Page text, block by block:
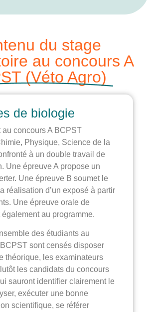
du stage
au concours A
(Véto Agro)
de biologie
au concours A BCPST
Physique, Science de la
à un double travail de
Une épreuve A propose un
Une épreuve B soumet le
réalisation d’un exposé à partir
Une épreuve orale de
au programme.
des étudiants au
sont censés disposer
théorique, les examinateurs
les candidats du concours
sauront identifier clairement le
exécuter une bonne
scientifique, se référer